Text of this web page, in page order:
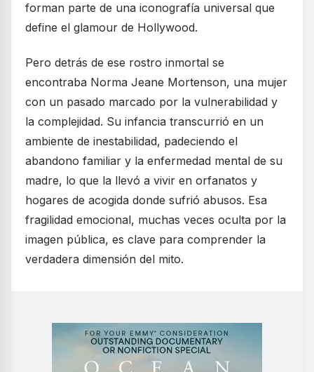
forman parte de una iconografía universal que
define el glamour de Hollywood.
Pero detrás de ese rostro inmortal se
encontraba Norma Jeane Mortenson, una mujer
con un pasado marcado por la vulnerabilidad y
la complejidad. Su infancia transcurrió en un
ambiente de inestabilidad, padeciendo el
abandono familiar y la enfermedad mental de su
madre, lo que la llevó a vivir en orfanatos y
hogares de acogida donde sufrió abusos. Esa
fragilidad emocional, muchas veces oculta por la
imagen pública, es clave para comprender la
verdadera dimensión del mito.